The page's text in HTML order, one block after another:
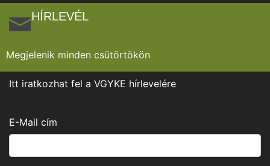
HÍRLEVÉL
Megjelenik minden csütörtökön
Itt iratkozhat fel a VGYKE hírlevelére
E-Mail cím